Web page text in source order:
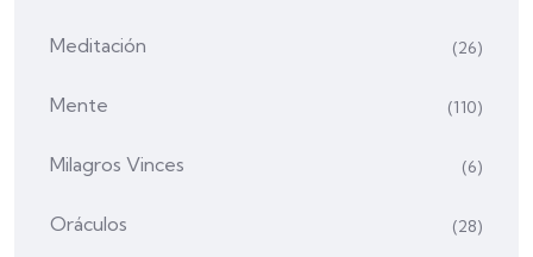
Meditación (26)
Mente (110)
Milagros Vinces (6)
Oráculos (28)